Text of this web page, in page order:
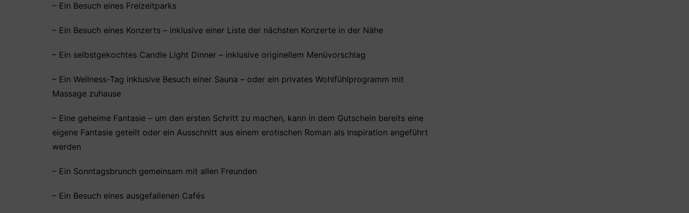
– Ein Besuch eines Freizeitparks
– Ein Besuch eines Konzerts – inklusive einer Liste der nächsten Konzerte in der Nähe
– Ein selbstgekochtes Candle Light Dinner – inklusive originellem Menüvorschlag
– Ein Wellness-Tag inklusive Besuch einer Sauna – oder ein privates Wohlfühlprogramm mit
Massage zuhause
– Eine geheime Fantasie – um den ersten Schritt zu machen, kann in dem Gutschein bereits eine
eigene Fantasie geteilt oder ein Ausschnitt aus einem erotischen Roman als Inspiration angeführt
werden
– Ein Sonntagsbrunch gemeinsam mit allen Freunden
– Ein Besuch eines ausgefallenen Cafés